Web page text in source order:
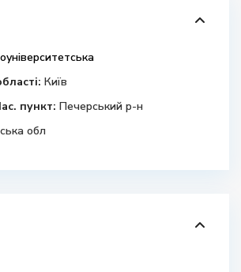
Київ
пункт: Печерський р-н
обл